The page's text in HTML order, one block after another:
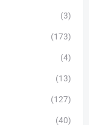
(3)
(173)
(4)
(13)
(127)
(40)